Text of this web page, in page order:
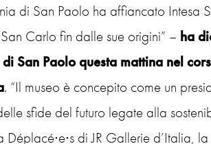
di San Paolo ha affiancato Intesa
Carlo fin dalle sue origini” – ha
San Paolo questa mattina nel
. “Il museo è concepito come un
sfide del futuro legate alla
di JR Gallerie d’Italia,